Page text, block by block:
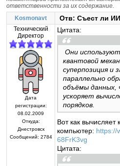
ответственности за их содержание.
Kosmonavt
Отв: Съест ли
Технический
Директор
Дата
регистрации:
08.02.2009
Откуда:
Днестровск
Сообщений: 2784
Цитата:
Они
квантовой
суперпозиция и
параллельно
объёмы данных,
ускоряет
порядков.
Вот как вычисляет
компьютер: https://
68FrK3vg
Цитата: